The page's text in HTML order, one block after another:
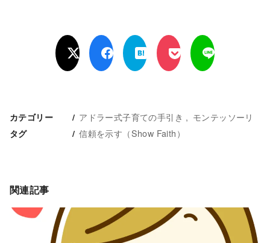
カテゴリー アドラー式子育ての手引き モンテッソーリ
タグ 信頼を示す（Show Faith）
関連記事